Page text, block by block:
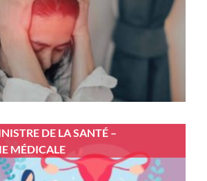
DE LA SANTÉ –
MÉDICALE